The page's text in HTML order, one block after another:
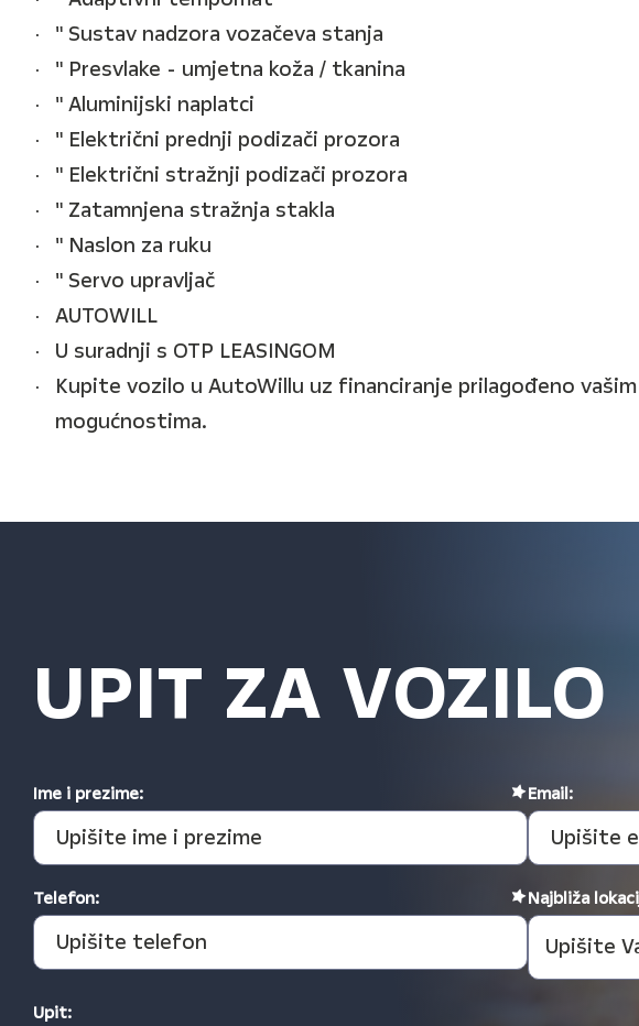
" Sustav nadzora vozačeva stanja
" Presvlake - umjetna koža / tkanina
" Aluminijski naplatci
" Električni prednji podizači prozora
" Električni stražnji podizači prozora
" Zatamnjena stražnja stakla
" Naslon za ruku
" Servo upravljač
AUTOWILL
U suradnji s OTP LEASINGOM
Kupite vozilo u AutoWillu uz financiranje prilagođeno vašim
mogućnostima.
UPIT ZA VOZILO
Ime i prezime: Email:
Telefon: Najbliža
Upit: